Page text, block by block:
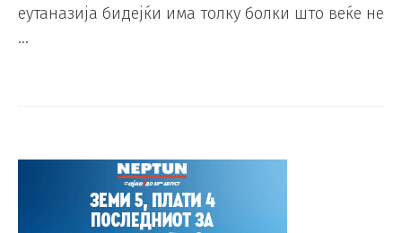
еутаназија бидејќи има толку болки што веќе не
…